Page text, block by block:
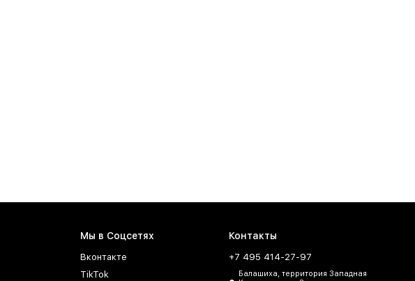
Мы в Соцсетях
Вконтакте
TikTok
Контакты
+7 495 414-27-97
Балашиха, территория Западная